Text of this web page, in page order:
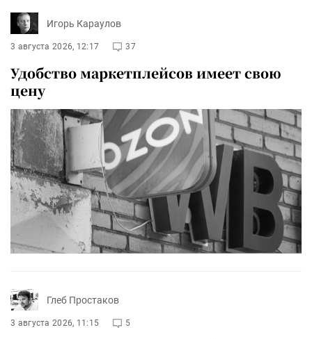
Игорь Караулов
3 августа 2026, 12:17 37
Удобство маркетплейсов имеет свою
цену
Глеб Простаков
3 августа 2026, 11:15 5